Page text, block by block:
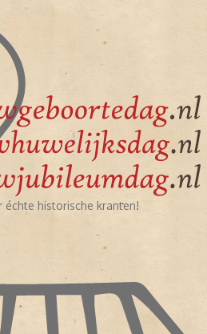
échte historische kranten!